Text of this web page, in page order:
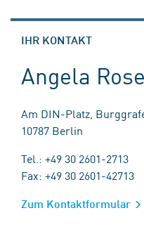
IHR KONTAKT
Angela
Am DIN-Platz,
10787 Berlin
Tel.: +49 30 2601-2713
Fax: +49 30 2601-42713
Zum Kontaktformular